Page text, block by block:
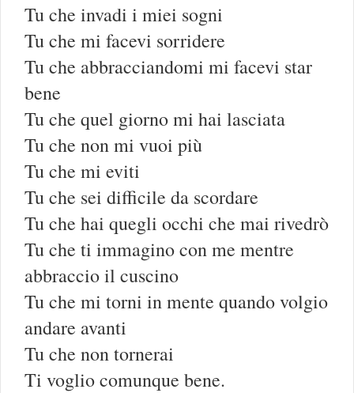
Tu che invadi i miei sogni
Tu che mi facevi sorridere
Tu che abbracciandomi mi facevi star
bene
Tu che quel giorno mi hai lasciata
Tu che non mi vuoi più
Tu che mi eviti
Tu che sei difficile da scordare
Tu che hai quegli occhi che mai rivedrò
Tu che ti immagino con me mentre
abbraccio il cuscino
Tu che mi torni in mente quando volgio
andare avanti
Tu che non tornerai
Ti voglio comunque bene.